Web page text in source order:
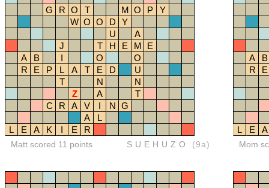
G R O T M O P
Y
W O O D
Y
U
A
J
T H E M
E
A
B I O
O
R
E P L A T E D
U
T
N
N
Z
A
T
C
R A V I N G
A
L
L
E A K I E R
Matt scored 11 points SUEHUZO (9a)
A
B
R
E
L E A
Mom